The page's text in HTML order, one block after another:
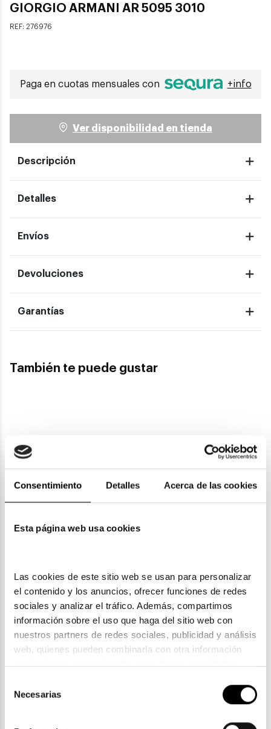
Consentimiento Detalles Acerca de las cookies
Esta página web usa cookies
Las cookies de este sitio web se usan para personalizar
el contenido y los anuncios, ofrecer funciones de redes
sociales y analizar el tráfico. Además, compartimos
información sobre el uso que haga del sitio web con
nuestros partners de redes sociales, publicidad y análisis
web, quienes pueden combinarla con otra información
que les haya proporcionado o que hayan recopilado a
la política de privacidad en el siguiente
. Consulta
Necesarias
GIORGIO ARMANI AR 5095 3010
REF: 276976
Paga en cuotas mensuales con +info
Ver disponibilidad en tienda
Descripción
Detalles
Envíos
Devoluciones
Garantías
También te puede gustar
Giorgio Armani
GIORGIO ARMANI AR 5082 3198
GIORGIO ARMANI AR 112MJ
232,00€
Giorgio Armani
GIORGIO ARMANI AR 5147 3002
272,00€
Giorgio Armani
GIORGIO ARMANI AR 7073
188,00€
2 colores